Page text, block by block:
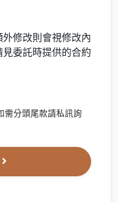
修改則會視修改內
委託時提供的合約
需分頭尾款請私訊詢